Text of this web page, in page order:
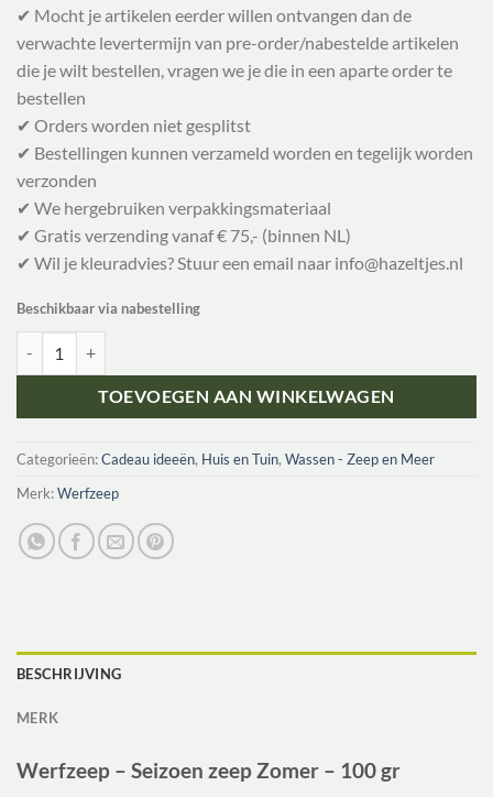
✔ Mocht je artikelen eerder willen ontvangen dan de
verwachte levertermijn van pre-order/nabestelde artikelen
die je wilt bestellen, vragen we je die in een aparte order te
bestellen
✔ Orders worden niet gesplitst
✔ Bestellingen kunnen verzameld worden en tegelijk worden
verzonden
✔ We hergebruiken verpakkingsmateriaal
✔ Gratis verzending vanaf € 75,- (binnen NL)
✔ Wil je kleuradvies? Stuur een email naar info@hazeltjes.nl
Beschikbaar via nabestelling
TOEVOEGEN AAN WINKELWAGEN
Categorieën:Cadeau ideeën, Huis en Tuin, Wassen - Zeep en Meer
Merk:Werfzeep
BESCHRIJVING
MERK
Werfzeep – Seizoen zeep Zomer – 100 gr